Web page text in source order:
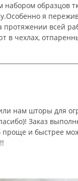
образцов
я
протяжении всей
в чехлах,
нам шторы для
Заказ
проще и быстрее